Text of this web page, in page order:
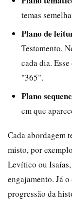
temas
Plano de
Testamento,
cada dia.
"365".
Plano
em que
Cada abordagem
misto, por
Levítico ou
engajamento. Já
progressão da